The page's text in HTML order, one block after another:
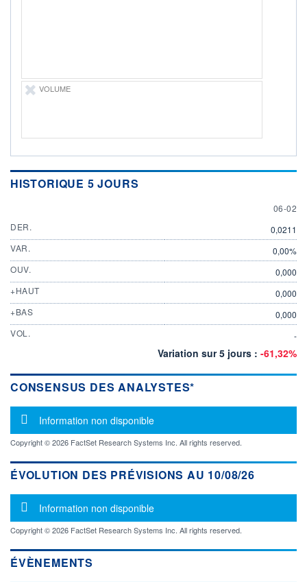
VOLUME
HISTORIQUE 5 JOURS
6
06-02
DER.
0,0211
VAR.
0,00%
OUV.
0,000
+HAUT
0,000
+BAS
0,000
VOL.
-
Variation sur 5 jours : -61,32%
CONSENSUS DES ANALYSTES*
Message d'information
Information non disponible
Copyright © 2026 FactSet Research Systems Inc. All rights reserved.
ÉVOLUTION DES PRÉVISIONS AU 10/08/26
Message d'information
Information non disponible
Copyright © 2026 FactSet Research Systems Inc. All rights reserved.
ÉVÈNEMENTS